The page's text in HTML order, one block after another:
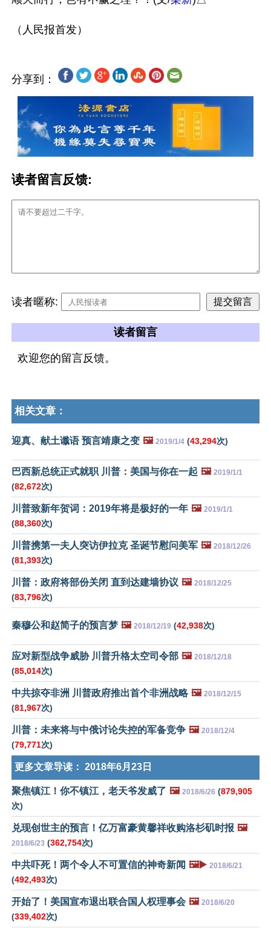
分享到：
读者留言反馈:
读者暱称:
读者留言
欢迎您的留言反馈。
相关文章：
迎真、献土谶语 预言靖康之变 🖼️ 2019/1/4 (43,294次)
巴西新总统正式就职 川普：美国与你在一起 🖼️ 2019/1/1
(82,672次)
川普致新年贺词：2019年将是极好的一年 🖼️ 2019/1/1
(88,360次)
川普携第一夫人突访伊拉克 圣诞节慰问美军 🖼️ 2018/12/26
(81,393次)
川普：政府将部份关闭 直到达建墙协议 🖼️ 2018/12/25
(83,796次)
秦穆公和赵简子的预言梦 🖼️ 2018/12/19 (42,938次)
应对新型战争威胁 川普升格太空司令部 🖼️ 2018/12/18
(85,014次)
中共掠夺非洲 川普政府推出首个非洲战略 🖼️ 2018/12/15
(81,967次)
川普：未来将与中俄讨论失控的军备竞争 🖼️ 2018/12/4
(79,771次)
更多文章导读： 2018年6月23日
聚焦镇江！你不镇江，老天爷发威了 🖼️ 2018/6/26 (879,905
次)
兑现创世主的预言！亿万富豪黄馨祥收购洛杉矶时报 🖼️
2018/6/23 (362,754次)
中共吓死！两个令人不可置信的神奇新闻 🖼️▶️ 2018/6/21
(492,493次)
开始了！美国宣布退出联合国人权理事会 🖼️ 2018/6/20
(339,402次)